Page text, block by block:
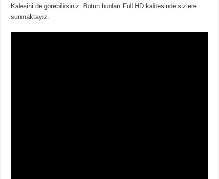
Kalesini de görebilirsiniz. Bütün bunları Full HD kalitesinde sizlere
sunmaktayız.